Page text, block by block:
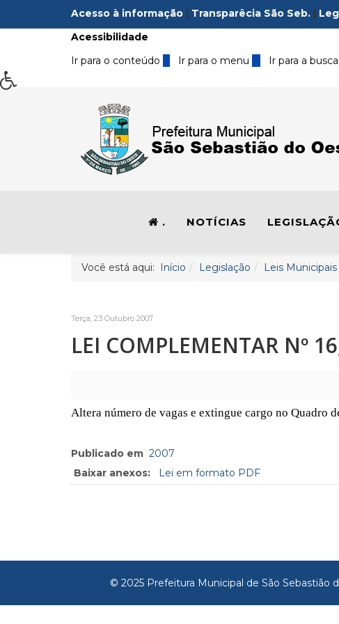
Acesso à informação | Transparêcia São Seb. |
Acessibilidade
Ir para o conteúdo 1 Ir para o menu 2 Ir para a
. NOTÍCIAS
Você está aqui: Início Legislação Leis Municipais
Terça, 23 Outubro 2007
LEI COMPLEMENTAR Nº
Altera número de vagas e extingue cargo no
Publicado em 2007
Baixar anexos:
Lei em formato PDF
© 2025 Prefeitura Municipal de São Sebastião